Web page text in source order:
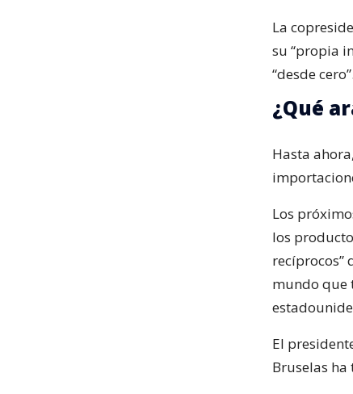
La
su “propia
“desde cero”.
¿Qué
Hasta
Los
los
recíprocos”
mundo que
El
Bruselas ha